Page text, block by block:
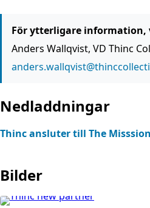
För ytterligare
Anders Wallqvist, VD Thinc
Nedladdningar
Thinc ansluter till The
Bilder